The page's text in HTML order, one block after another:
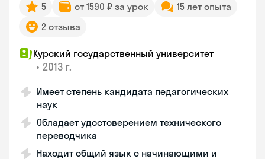
5 от 1590 ₽ за урок
15 лет опыта
2 отзыва
Курский государственный университет
• 2013 г.
Имеет степень кандидата педагогических
наук
Обладает удостоверением технического
переводчика
Находит общий язык с начинающими и